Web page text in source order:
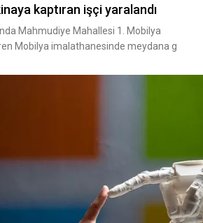
kaptıran işçi yaralandı
Mahmudiye Mahallesi 1. Mobilya
Mobilya imalathanesinde meydana g